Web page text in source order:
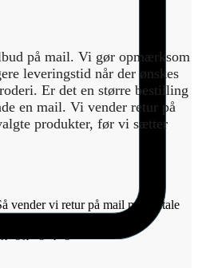
på mail. Vi gør opmærksom
leveringstid når der ønskes
Er det en større bestilling
en mail. Vi vender retur på
produkter, før vi sætter
vender vi retur på mail med aftale
og korrektur.
jpe gif png